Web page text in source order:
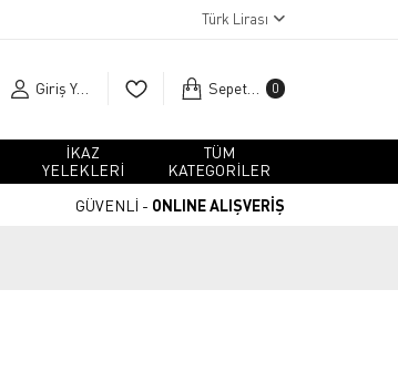
Türk Lirası
Giriş Yap Sepetim 0
İKAZ
YELEKLERİ
TÜM
KATEGORİLER
GÜVENLİ - ONLINE ALIŞVERİŞ